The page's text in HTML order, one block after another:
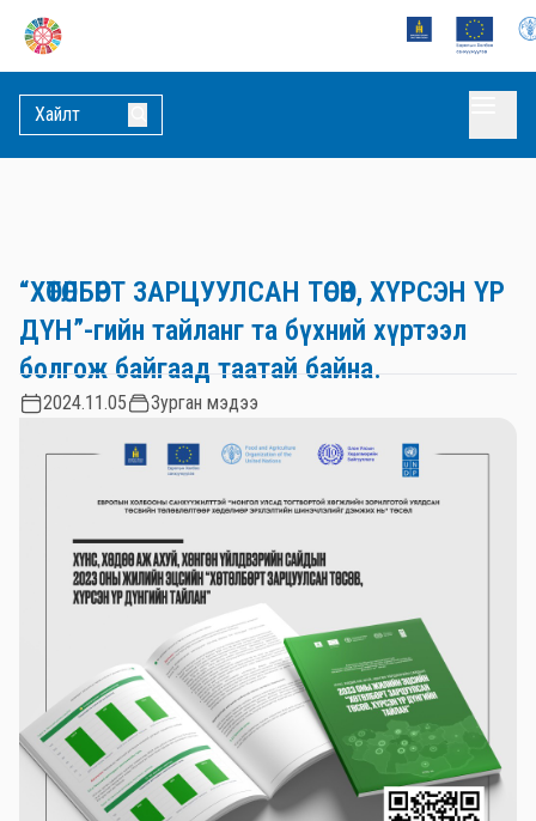
“ХӨТӨЛБӨРТ ЗАРЦУУЛСАН ТӨСӨВ, ХҮРСЭН ҮР
ДҮН”-гийн тайланг та бүхний хүртээл
болгож байгаад таатай байна.
2024.11.05 Зурган мэдээ